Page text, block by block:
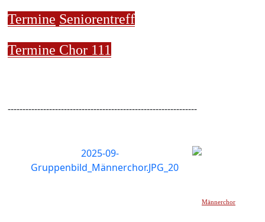
Termine Seniorentreff
Termine Chor 111
----------------------------------------------------------------
Männerchor